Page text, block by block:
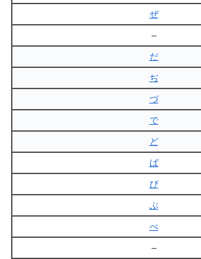
ぜ
–
だ
ぢ
づ
で
ど
ば
び
ぶ
べ
–